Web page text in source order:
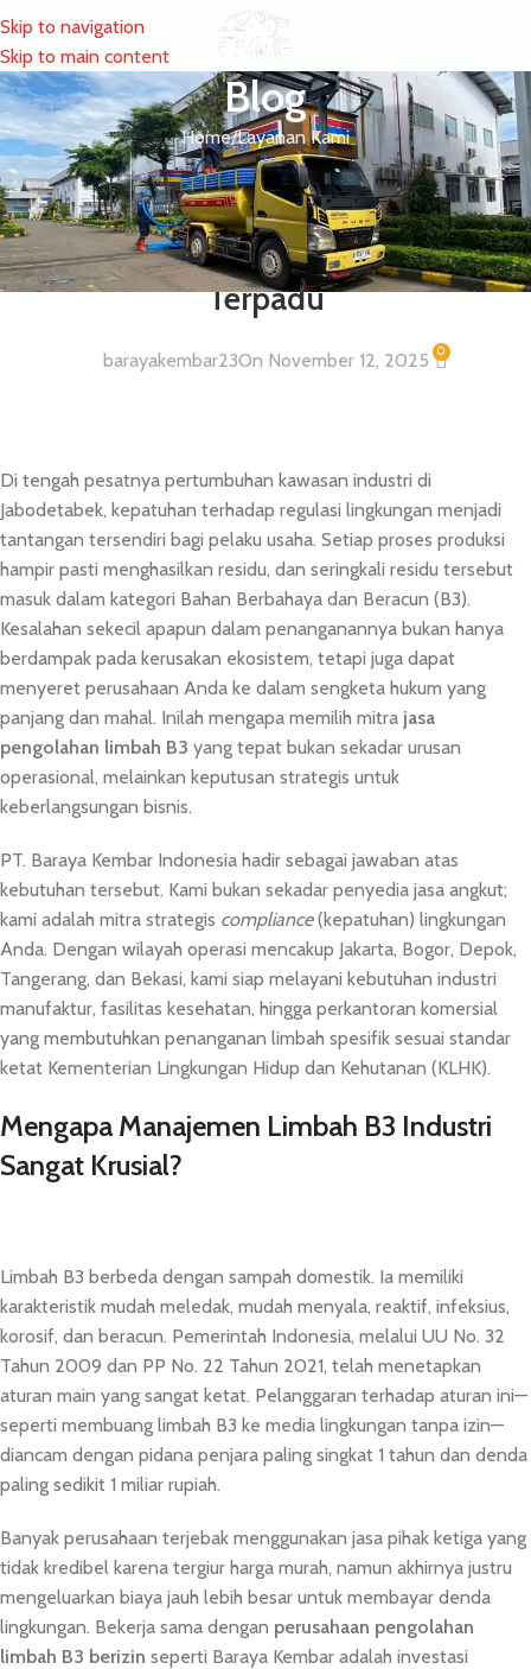
Skip to navigation
Skip to main content
MENU
Blog
Home Layanan Kami
LAYANAN KAMI
Layanan Pengangkutan &
Manajemen Limbah B3 Industri
Terpadu
barayakembar23On November 12, 2025 0
Di tengah pesatnya pertumbuhan kawasan industri di
Jabodetabek, kepatuhan terhadap regulasi lingkungan menjadi
tantangan tersendiri bagi pelaku usaha. Setiap proses produksi
hampir pasti menghasilkan residu, dan seringkali residu tersebut
masuk dalam kategori Bahan Berbahaya dan Beracun (B3).
Kesalahan sekecil apapun dalam penanganannya bukan hanya
berdampak pada kerusakan ekosistem, tetapi juga dapat
menyeret perusahaan Anda ke dalam sengketa hukum yang
panjang dan mahal. Inilah mengapa memilih mitra jasa
pengolahan limbah B3 yang tepat bukan sekadar urusan
operasional, melainkan keputusan strategis untuk
keberlangsungan bisnis.
PT. Baraya Kembar Indonesia hadir sebagai jawaban atas
kebutuhan tersebut. Kami bukan sekadar penyedia jasa angkut;
kami adalah mitra strategis compliance(kepatuhan) lingkungan
Anda. Dengan wilayah operasi mencakup Jakarta, Bogor, Depok,
Tangerang, dan Bekasi, kami siap melayani kebutuhan industri
manufaktur, fasilitas kesehatan, hingga perkantoran komersial
yang membutuhkan penanganan limbah spesifik sesuai standar
ketat Kementerian Lingkungan Hidup dan Kehutanan (KLHK).
Mengapa Manajemen Limbah B3 Industri
Sangat Krusial?
Limbah B3 berbeda dengan sampah domestik. Ia memiliki
karakteristik mudah meledak, mudah menyala, reaktif, infeksius,
korosif, dan beracun. Pemerintah Indonesia, melalui UU No. 32
Tahun 2009 dan PP No. 22 Tahun 2021, telah menetapkan
aturan main yang sangat ketat. Pelanggaran terhadap aturan ini—
seperti membuang limbah B3 ke media lingkungan tanpa izin—
diancam dengan pidana penjara paling singkat 1 tahun dan denda
paling sedikit 1 miliar rupiah.
Banyak perusahaan terjebak menggunakan jasa pihak ketiga yang
tidak kredibel karena tergiur harga murah, namun akhirnya justru
mengeluarkan biaya jauh lebih besar untuk membayar denda
lingkungan. Bekerja sama dengan perusahaan pengolahan
limbah B3 berizin seperti Baraya Kembar adalah investasi